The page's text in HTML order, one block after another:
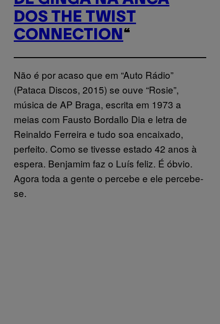
DOS THE TWIST
CONNECTION “
Não é por acaso que em “Auto Rádio”
(Pataca Discos, 2015) se ouve “Rosie”,
música de AP Braga, escrita em 1973 a
meias com Fausto Bordallo Dia e letra de
Reinaldo Ferreira e tudo soa encaixado,
perfeito. Como se tivesse estado 42 anos à
espera. Benjamim faz o Luís feliz. É óbvio.
Agora toda a gente o percebe e ele percebe-
se.